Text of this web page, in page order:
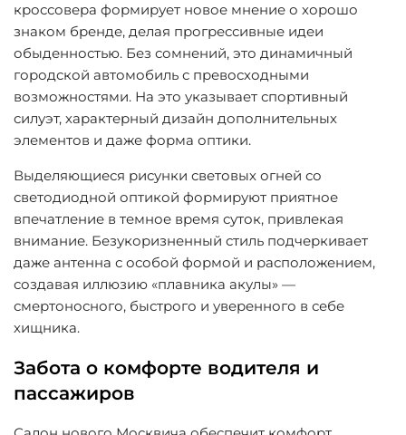
кроссовера формирует новое мнение о хорошо
знаком бренде, делая прогрессивные идеи
обыденностью. Без сомнений, это динамичный
городской автомобиль с превосходными
возможностями. На это указывает спортивный
силуэт, характерный дизайн дополнительных
элементов и даже форма оптики.
Выделяющиеся рисунки световых огней со
светодиодной оптикой формируют приятное
впечатление в темное время суток, привлекая
внимание. Безукоризненный стиль подчеркивает
даже антенна с особой формой и расположением,
создавая иллюзию «плавника акулы» —
смертоносного, быстрого и уверенного в себе
хищника.
Забота о комфорте водителя и
пассажиров